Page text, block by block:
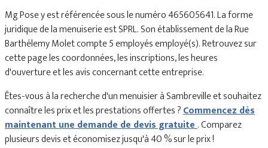
Mg Pose y est référencée sous le numéro 465605641. La forme
juridique de la menuiserie est SPRL. Son établissement de la Rue
Barthélemy Molet compte 5 employés employé(s). Retrouvez sur
cette page les coordonnées, les inscriptions, les heures
d'ouverture et les avis concernant cette entreprise.
Êtes-vous à la recherche d'un menuisier à Sambreville et souhaitez
connaître les prix et les prestations offertes ?Commencez dès
maintenant une demande de devis gratuite. Comparez
plusieurs devis et économisez jusqu'à 40 % sur le prix !